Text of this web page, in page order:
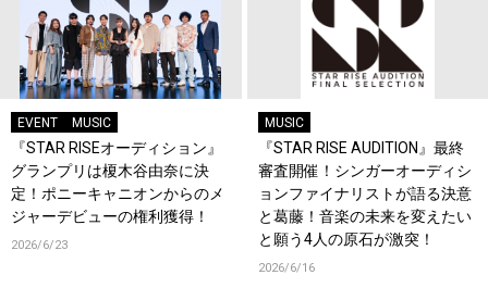
EVENT MUSIC
『STAR RISEオーディション』
グランプリは榎木谷由奈に決
定！ポニーキャニオンからのメ
ジャーデビューの権利獲得！
2026/6/23
MUSIC
『STAR RISE AUDITION』最終
審査開催！シンガーオーディシ
ョンファイナリストが語る決意
と葛藤！音楽の未来を変えたい
と願う4人の原石が激突！
2026/6/16